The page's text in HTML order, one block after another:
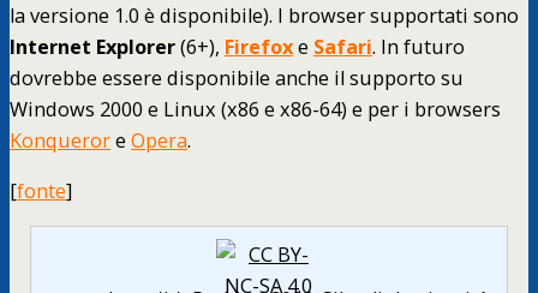
la versione 1.0 è disponibile). I browser supportati sono
Internet Explorer(6+), Firefoxe Safari. In futuro
dovrebbe essere disponibile anche il supporto su
Windows 2000 e Linux (x86 e x86-64) e per i browsers
Konquerore Opera.
[fonte]